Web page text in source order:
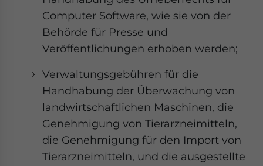
Computer Software, wie sie von der
Behörde für Presse und
Veröffentlichungen erhoben werden;
Verwaltungsgebühren für die
Handhabung der Überwachung von
landwirtschaftlichen Maschinen, die
Genehmigung von Tierarzneimitteln,
die Genehmigung für den Import von
Tierarzneimitteln, und die ausgestellte